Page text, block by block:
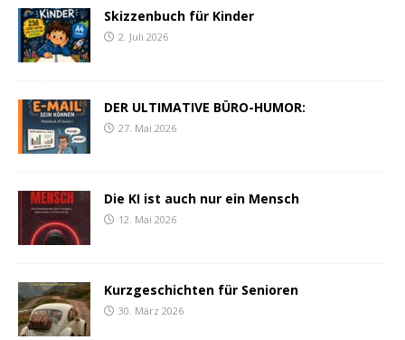
Skizzenbuch für Kinder
2. Juli 2026
DER ULTIMATIVE BÜRO-HUMOR:
27. Mai 2026
Die KI ist auch nur ein Mensch
12. Mai 2026
Kurzgeschichten für Senioren
30. März 2026